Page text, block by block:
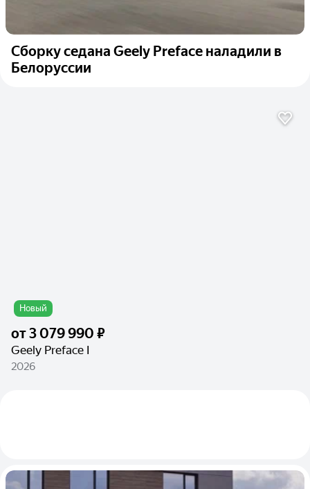
Сборку седана Geely Preface наладили в
Белоруссии
Новый
от3 079 990 ₽
Geely Preface I
2026